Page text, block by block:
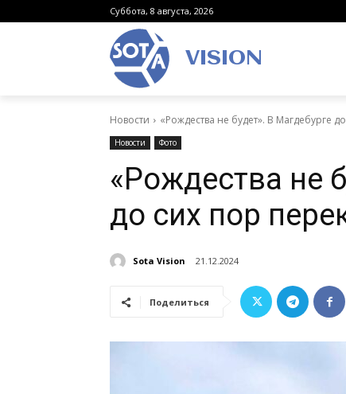
Суббота, 8 августа, 2026
VISION
Новости «Рождества не будет». В Магдебурге
Новости Фото
«Рождества не
до сих пор
Sota Vision 21.12.2024
Поделиться